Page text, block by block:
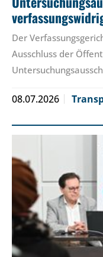
Der
Ausschluss der
08.07.2026